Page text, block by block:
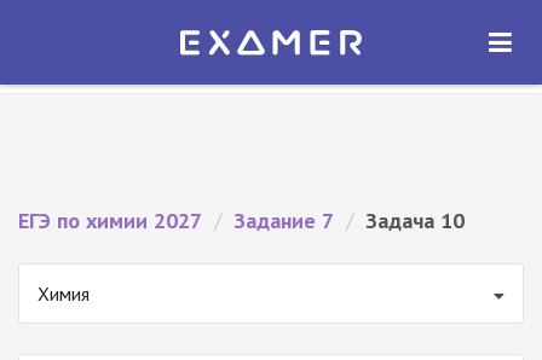
Экзамер — ЕГЭ 2027
ОТКРЫТЬ
ЕГЭ по химии 2027 / Задание 7 / Задача 10
Химия